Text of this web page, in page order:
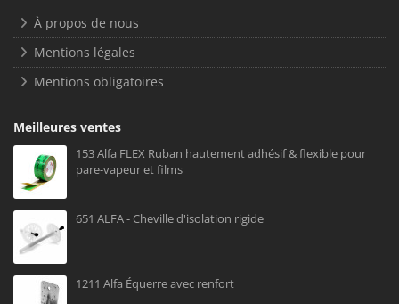
À propos de nous
Mentions légales
Mentions obligatoires
Meilleures ventes
153 Alfa FLEX Ruban hautement adhésif & flexible pour
pare-vapeur et films
651 ALFA - Cheville d'isolation rigide
1211 Alfa Équerre avec renfort